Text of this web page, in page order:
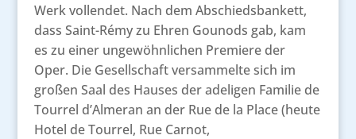
Werk vollendet. Nach dem Abschiedsbankett,
dass Saint-Rémy zu Ehren Gounods gab, kam
es zu einer ungewöhnlichen Premiere der
Oper. Die Gesellschaft versammelte sich im
großen Saal des Hauses der adeligen Familie de
Tourrel d’Almeran an der Rue de la Place (heute
Hotel de Tourrel, Rue Carnot,